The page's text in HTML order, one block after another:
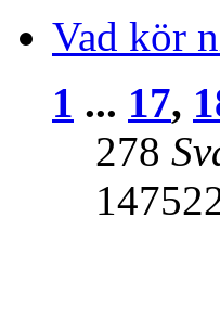
Vad kör
1 ... 17,
278